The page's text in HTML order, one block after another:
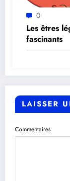
0
Les êtres
fascinants
LAISSER
Commentaires